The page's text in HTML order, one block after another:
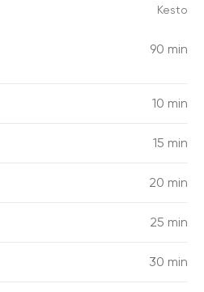
Kesto
90 min
10 min
15 min
20 min
25 min
30 min